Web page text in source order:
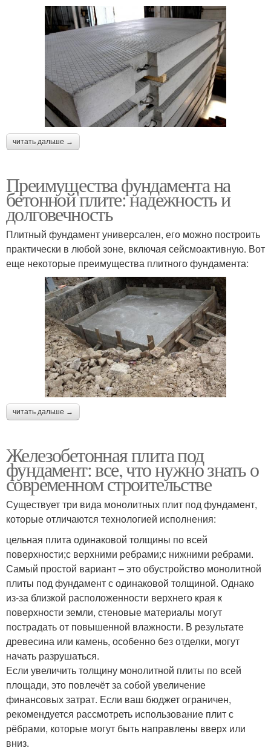
читать дальше →
Преимущества фундамента на
бетонной плите: надежность и
долговечность
Плитный фундамент универсален, его можно построить
практически в любой зоне, включая сейсмоактивную. Вот
еще некоторые преимущества плитного фундамента:
читать дальше →
Железобетонная плита под
фундамент: все, что нужно знать о
современном строительстве
Существует три вида монолитных плит под фундамент,
которые отличаются технологией исполнения:
цельная плита одинаковой толщины по всей
поверхности;с верхними ребрами;с нижними ребрами.
Самый простой вариант – это обустройство монолитной
плиты под фундамент с одинаковой толщиной. Однако
из-за близкой расположенности верхнего края к
поверхности земли, стеновые материалы могут
пострадать от повышенной влажности. В результате
древесина или камень, особенно без отделки, могут
начать разрушаться.
Если увеличить толщину монолитной плиты по всей
площади, это повлечёт за собой увеличение
финансовых затрат. Если ваш бюджет ограничен,
рекомендуется рассмотреть использование плит с
рёбрами, которые могут быть направлены вверх или
вниз.